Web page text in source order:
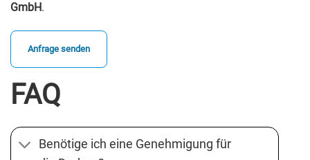
GmbH.
Anfrage senden
FAQ
Benötige ich eine Genehmigung für